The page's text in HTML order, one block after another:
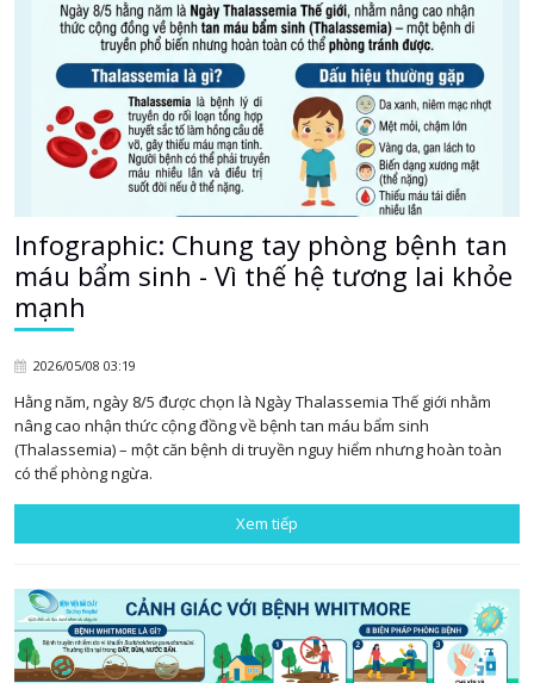
Infographic: Chung tay phòng bệnh tan
máu bẩm sinh - Vì thế hệ tương lai khỏe
mạnh
2026/05/08 03:19
Hằng năm, ngày 8/5 được chọn là Ngày Thalassemia Thế giới nhằm
nâng cao nhận thức cộng đồng về bệnh tan máu bẩm sinh
(Thalassemia) – một căn bệnh di truyền nguy hiểm nhưng hoàn toàn
có thể phòng ngừa.
Xem tiếp